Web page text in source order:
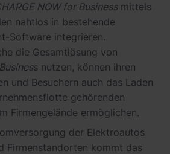
NOW for Businessmittels
nahtlos in bestehende
Software integrieren.
die Gesamtlösung von
s nutzen, können ihren
und Besuchern auch das Laden
gehörenden
Firmengelände ermöglichen.
der Elektroautos
Firmenstandorten kommt das